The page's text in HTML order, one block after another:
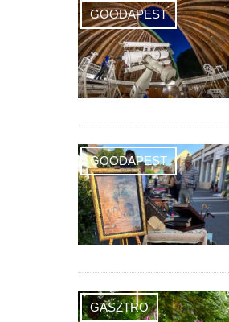
GOODAPEST
GOODAPEST
GASZTRO